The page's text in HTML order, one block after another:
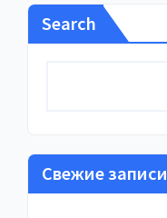
Search
Свежие записи